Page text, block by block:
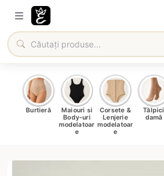
Burtieră
Maiouri si
Body-uri
modelatoar
e
Corsete &
Lenjerie
modelatoar
e
Tălpici
damă